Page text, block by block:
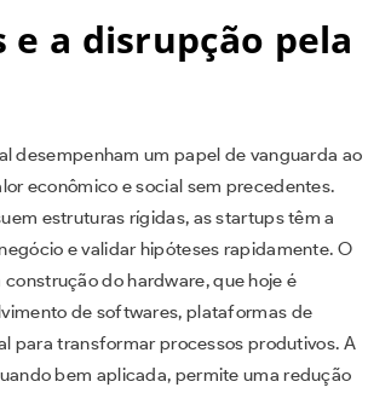
a disrupção pela
desempenham um papel de vanguarda ao
econômico e social sem precedentes.
estruturas rígidas, as startups têm a
e validar hipóteses rapidamente. O
do hardware, que hoje é
de softwares, plataformas de
para transformar processos produtivos. A
bem aplicada, permite uma redução